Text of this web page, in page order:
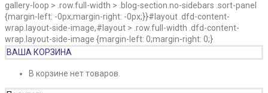
gallery-loop > .row.full-width > .blog-section.no-sidebars .sort-panel
{margin-left: -0px;margin-right: -0px;}}#layout .dfd-content-
wrap.layout-side-image,#layout > .row.full-width .dfd-content-
wrap.layout-side-image {margin-left: 0;margin-right: 0;}
ВАША КОРЗИНА
В корзине нет товаров.